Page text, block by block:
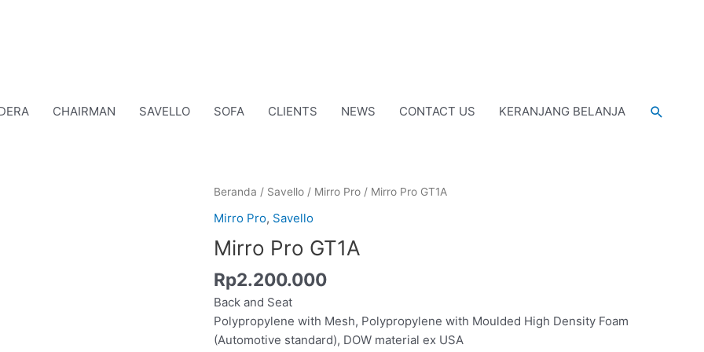
CHAIRMAN SAVELLO SOFA CLIENTS NEWS CONTACT US KERANJANG BELANJA Cari
Beranda / Savello / Mirro Pro / Mirro Pro GT1A
Mirro Pro, Savello
Mirro Pro GT1A
Rp2.200.000
Back and Seat
Polypropylene with Mesh, Polypropylene with Moulded High Density Foam
(Automotive standard), DOW material ex USA
Kuantitas
Mirro
GT1A